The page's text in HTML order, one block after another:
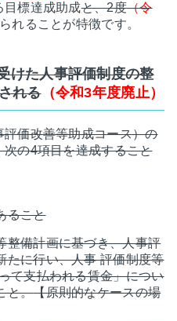
目標達成助成と、2度（令
れることが特徴です。
けた人事評価制度の整
れる（令和3年度廃止）
価改善等助成コース）の
の4項目を達成すること
ること
整備計画に基づき、人事評
たに行い、人事 評価制度等
て支払われる賃金」につい
と。【原則的なケースの場